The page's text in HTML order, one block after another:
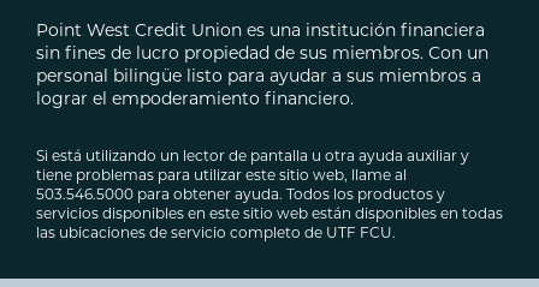
Point West Credit Union es una institución financiera
sin fines de lucro propiedad de sus miembros. Con un
personal bilingüe listo para ayudar a sus miembros a
lograr el empoderamiento financiero.
Si está utilizando un lector de pantalla u otra ayuda auxiliar y
tiene problemas para utilizar este sitio web, llame al
503.546.5000 para obtener ayuda. Todos los productos y
servicios disponibles en este sitio web están disponibles en todas
las ubicaciones de servicio completo de UTF FCU.